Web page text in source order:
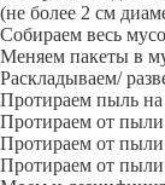
(не более 2 см
Собираем весь
Меняем пакеты в
Раскладываем/
Протираем пыль на
Протираем от
Протираем от пыли
Протираем от пыли